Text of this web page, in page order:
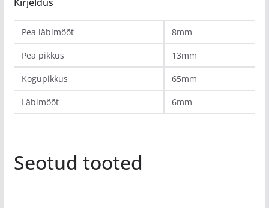
Kirjeldus
Pea läbimõõt 8mm
Pea pikkus 13mm
Kogupikkus 65mm
Läbimõõt 6mm
Seotud tooted